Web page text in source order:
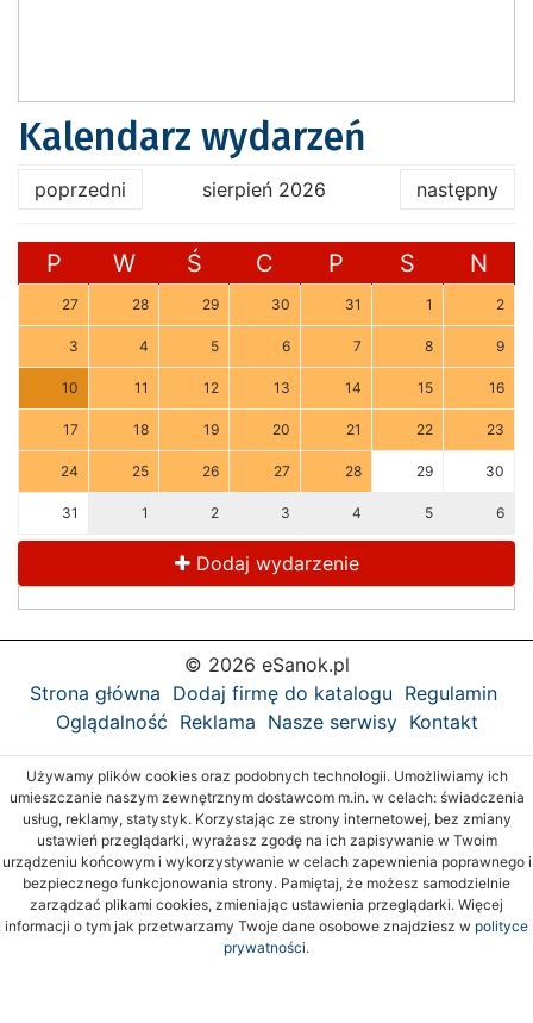
Kalendarz wydarzeń
poprzedni sierpień 2026 następny
P W Ś C P S N
27 28 29 30 31 1 2
3 4 5 6 7 8 9
10 11 12 13 14 15 16
17 18 19 20 21 22 23
24 25 26 27 28 29 30
31 1 2 3 4 5 6
Dodaj wydarzenie
© 2026 eSanok.pl
Strona główna Dodaj firmę do katalogu Regulamin
Oglądalność Reklama Nasze serwisy Kontakt
Używamy plików cookies oraz podobnych technologii. Umożliwiamy ich
umieszczanie naszym zewnętrznym dostawcom m.in. w celach: świadczenia
usług, reklamy, statystyk. Korzystając ze strony internetowej, bez zmiany
ustawień przeglądarki, wyrażasz zgodę na ich zapisywanie w Twoim
urządzeniu końcowym i wykorzystywanie w celach zapewnienia poprawnego i
bezpiecznego funkcjonowania strony. Pamiętaj, że możesz samodzielnie
zarządzać plikami cookies, zmieniając ustawienia przeglądarki. Więcej
informacji o tym jak przetwarzamy Twoje dane osobowe znajdziesz w polityce
prywatności.